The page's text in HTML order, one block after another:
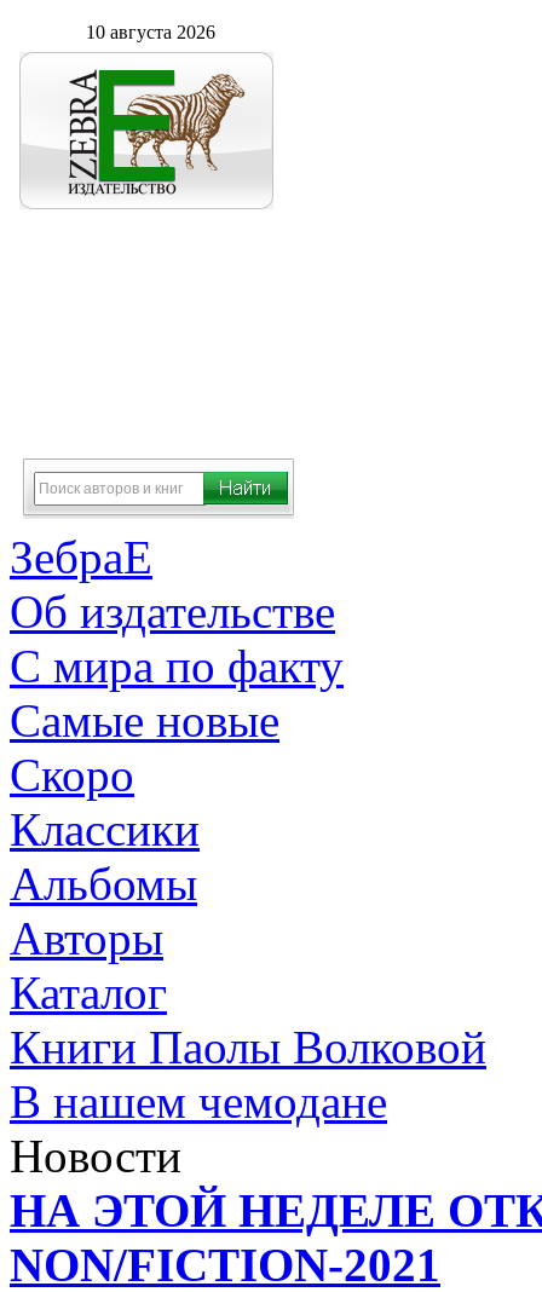
10 августа 2026
ЗебраЕ
Об издательстве
С мира по факту
Самые новые
Скоро
Классики
Альбомы
Авторы
Каталог
Книги Паолы Волковой
В нашем чемодане
Новости
НА ЭТОЙ НЕДЕЛЕ
NON/FICTION-2021